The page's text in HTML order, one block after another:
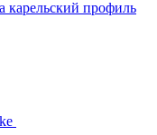
карельский профиль